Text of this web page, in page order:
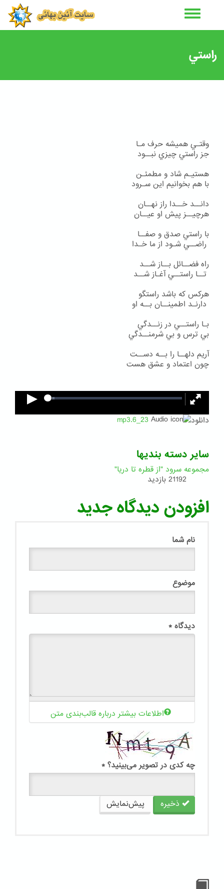
راستي
وقتـي هميشه حرف مـا
جز راستي چيزي نبــود
هستيـم شاد و مطمئـن
با هم بخوانيم اين سـرود
دانــد خــدا راز نهــان
هرچيــز پيش او عيــان
با راستي صدق و صفــا
راضــي شـود از ما خـدا
راه فضــائل بــاز شــد
تــا راستــي آغـاز شــد
هركس كه باشد راستگو
دارنـد اطمينــان بــه او
بـا راستــي در زنــدگي
بي ترس و بي شرمنــدگي
آريم دلهــا را بــه دســت
چون اعتماد و عشق هست
دانلود 23_6.mp3
سایر دسته بندیها
مجموعه سرود "از قطره تا دریا"
21192 بازدید
افزودن دیدگاه جدید
نام شما
موضوع
دیدگاه *
اطلاعات بیشتر درباره قالب‌بندی متن
چه کدی در تصویر می‌بینید؟ *
ذخیره پیش‌نمایش